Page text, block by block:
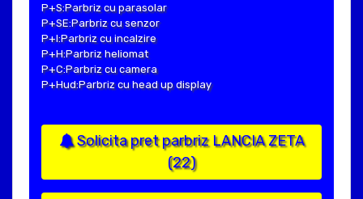
P+S:Parbriz cu parasolar
P+SE:Parbriz cu senzor
P+I:Parbriz cu incalzire
P+H:Parbriz heliomat
P+C:Parbriz cu camera
P+Hud:Parbriz cu head up display
Solicita pret parbriz LANCIA ZETA
(22)